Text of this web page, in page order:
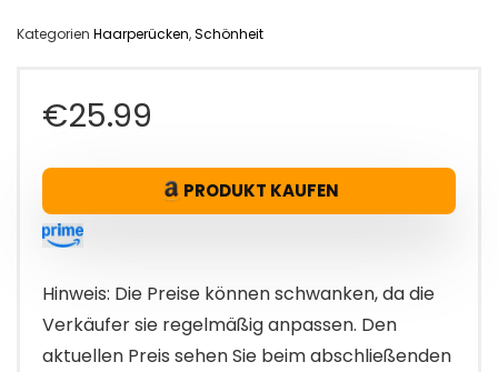
Kategorien Haarperücken,Schönheit
€25.99
PRODUKT KAUFEN
Hinweis: Die Preise können schwanken, da die
Verkäufer sie regelmäßig anpassen. Den
aktuellen Preis sehen Sie beim abschließenden